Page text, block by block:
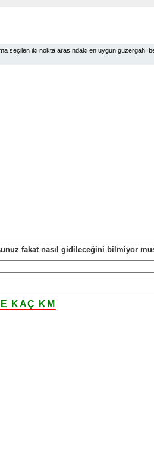
seçilen iki nokta arasındaki en uygun
fakat nasıl gidileceğini bilmiyor
KAÇ KM